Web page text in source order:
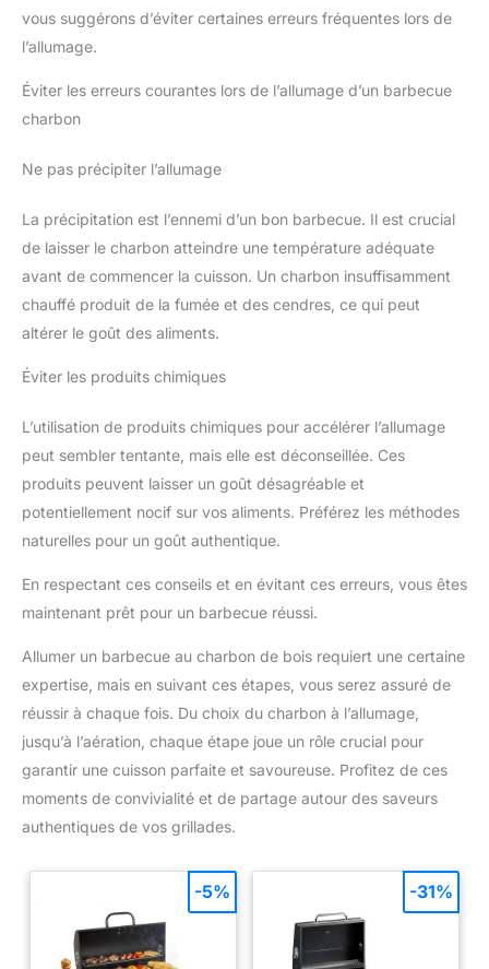
vous suggérons d’éviter certaines erreurs fréquentes lors de
l’allumage.
Éviter les erreurs courantes lors de l’allumage d’un barbecue
charbon
Ne pas précipiter l’allumage
La précipitation est l’ennemi d’un bon barbecue. Il est crucial
de laisser le charbon atteindre une température adéquate
avant de commencer la cuisson. Un charbon insuffisamment
chauffé produit de la fumée et des cendres, ce qui peut
altérer le goût des aliments.
Éviter les produits chimiques
L’utilisation de produits chimiques pour accélérer l’allumage
peut sembler tentante, mais elle est déconseillée. Ces
produits peuvent laisser un goût désagréable et
potentiellement nocif sur vos aliments. Préférez les méthodes
naturelles pour un goût authentique.
En respectant ces conseils et en évitant ces erreurs, vous êtes
maintenant prêt pour un barbecue réussi.
Allumer un barbecue au charbon de bois requiert une certaine
expertise, mais en suivant ces étapes, vous serez assuré de
réussir à chaque fois. Du choix du charbon à l’allumage,
jusqu’à l’aération, chaque étape joue un rôle crucial pour
garantir une cuisson parfaite et savoureuse. Profitez de ces
moments de convivialité et de partage autour des saveurs
authentiques de vos grillades.
-5% -31%